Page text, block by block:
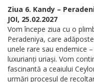
Ziua 6. Kandy –
JOI, 25.02.2027
Vom începe ziua cu o
Peradeniya, care
unele rare sau endemice
luxurianți uriași. Vom
fascinantă a ceaiului
urmări procesul de